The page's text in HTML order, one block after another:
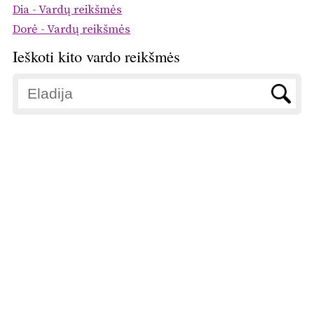
Dia - Vardų reikšmės
Dorė - Vardų reikšmės
Ieškoti kito vardo reikšmės